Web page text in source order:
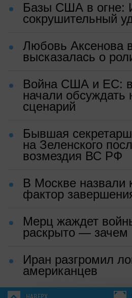
Базы США в огне:
сокрушительный
Любовь Аксенова
высказалась о
Война США и ЕС:
начали
сценарий
Бывшая
на Зеленского
возмездия ВС РФ
В Москве назвали
фактор
Мерц жаждет
раскрыто — зачем
Иран разгромил
американцев